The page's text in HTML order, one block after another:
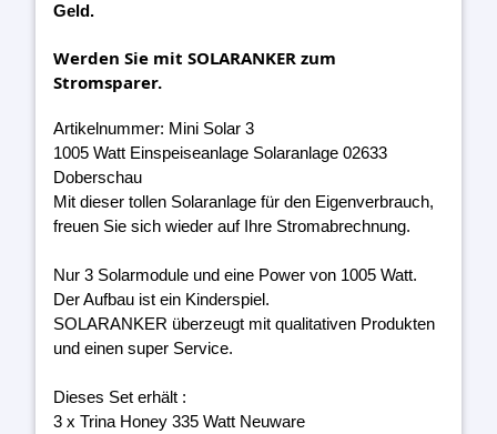
Geld.
Werden Sie mit SOLARANKER zum
Stromsparer.
Artikelnummer: Mini Solar 3
1005 Watt Einspeiseanlage Solaranlage 02633
Doberschau
Mit dieser tollen Solaranlage für den Eigenverbrauch,
freuen Sie sich wieder auf Ihre Stromabrechnung.
Nur 3 Solarmodule und eine Power von 1005 Watt.
Der Aufbau ist ein Kinderspiel.
SOLARANKER überzeugt mit qualitativen Produkten
und einen super Service.
Dieses Set erhält :
3 x Trina Honey 335 Watt Neuware